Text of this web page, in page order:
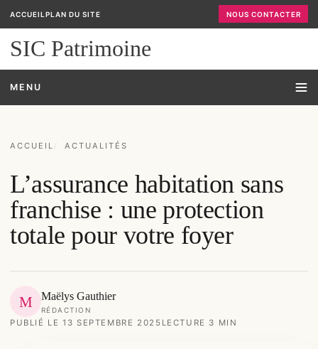
ACCUEIL PLAN DU SITE NOUS CONTACTER
SIC Patrimoine
MENU
ACCUEIL ACTUALITÉS
L’assurance habitation sans
franchise : une protection
totale pour votre foyer
M Maëlys Gauthier
RÉDACTION
PUBLIÉ LE 13 SEPTEMBRE 2025 LECTURE 3 MIN